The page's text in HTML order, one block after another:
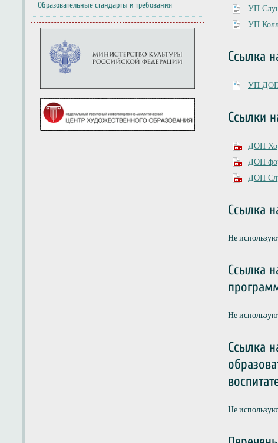
Образовательные стандарты и требования
УП
УП
Ссылка
УП ДОП
Ссылки
ДОП
ДОП
ДОП
Ссылка
Не
Ссылка
Не
Ссылка
Не